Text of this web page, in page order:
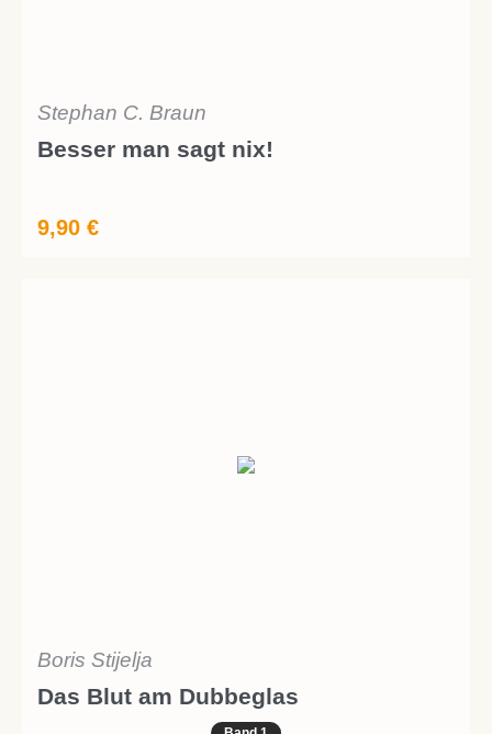
Stephan C. Braun
Besser man sagt nix!
9,90 €
Boris Stijelja
Das Blut am Dubbeglas